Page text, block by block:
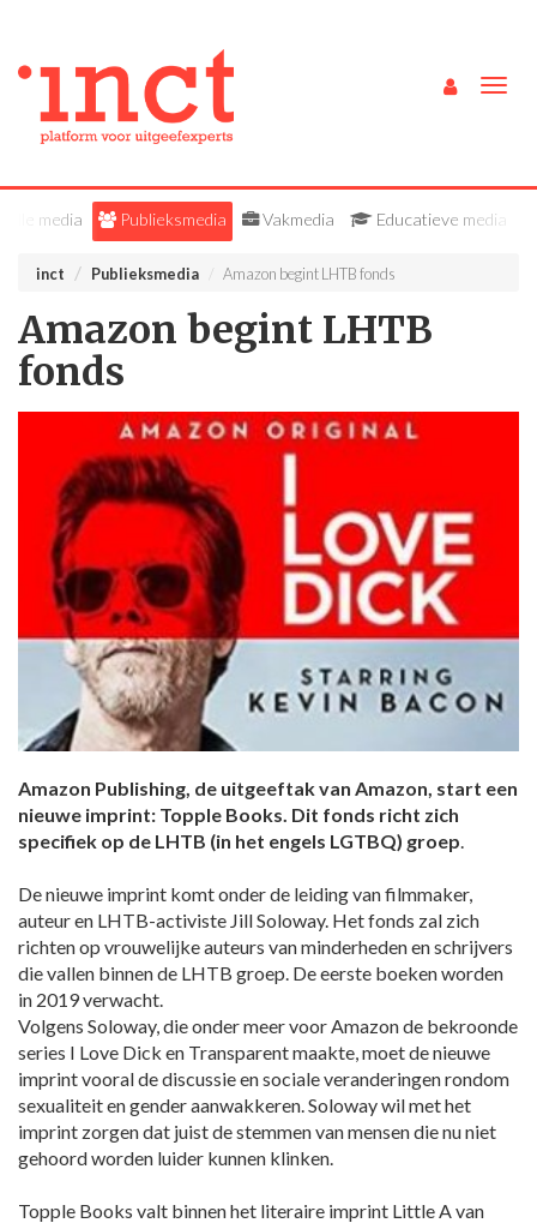
Alle media Publieksmedia Vakmedia Educatieve media
inct Publieksmedia Amazon begint LHTB fonds
Amazon begint LHTB
fonds
Amazon Publishing, de uitgeeftak van Amazon, start een
nieuwe imprint: Topple Books. Dit fonds richt zich
specifiek op de LHTB (in het engels LGTBQ) groep
De nieuwe imprint komt onder de leiding van filmmaker,
auteur en LHTB-activiste Jill Soloway. Het fonds zal zich
richten op vrouwelijke auteurs van minderheden en schrijvers
die vallen binnen de LHTB groep. De eerste boeken worden
in 2019 verwacht.
Volgens Soloway, die onder meer voor Amazon de bekroonde
series I Love Dick en Transparent maakte, moet de nieuwe
imprint vooral de discussie en sociale veranderingen rondom
sexualiteit en gender aanwakkeren. Soloway wil met het
imprint zorgen dat juist de stemmen van mensen die nu niet
gehoord worden luider kunnen klinken.
Topple Books valt binnen het literaire imprint Little A van